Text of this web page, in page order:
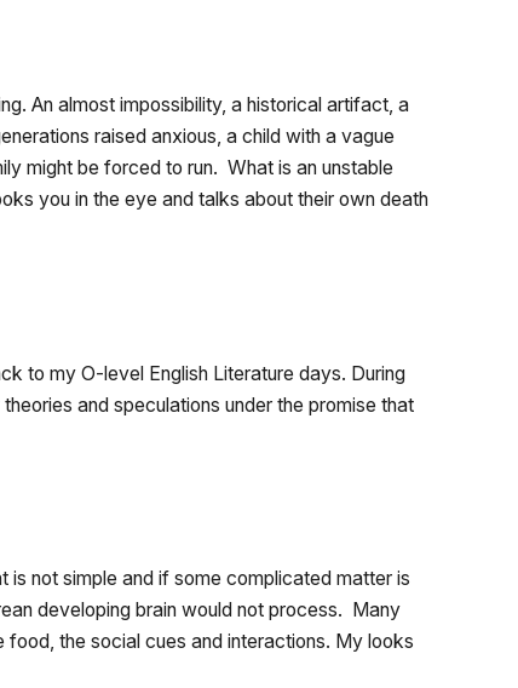
An almost impossibility, a historical artifact, a
raised anxious, a child with a vague
might be forced to run. What is an unstable
you in the eye and talks about their own death
to my O-level English Literature days. During
and speculations under the promise that
not simple and if some complicated matter is
developing brain would not process. Many
food, the social cues and interactions. My looks